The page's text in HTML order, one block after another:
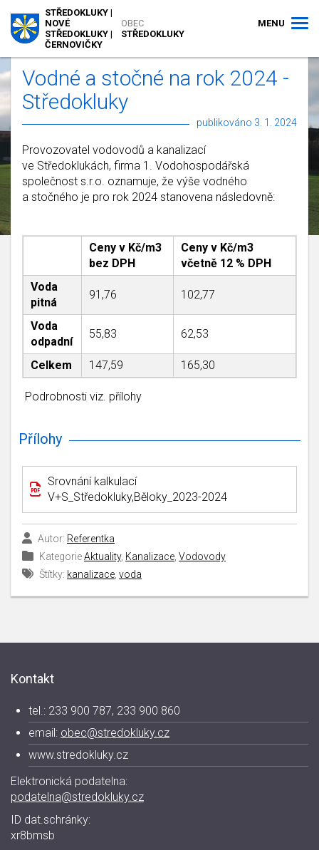
OBEC
STŘEDOKLUKY
STŘEDOKLUKY |
NOVÉ
STŘEDOKLUKY |
ČERNOVIČKY
MENU
Vodné a stočné na rok 2024 -
Středokluky
publikováno 3. 1. 2024
Provozovatel vodovodů a kanalizací
ve Středoklukách, firma 1. Vodohospodářská
společnost s.r.o. oznamuje, že výše vodného
a stočného je pro rok 2024 stanovena následovně:
Ceny v Kč/m3
bez DPH
Ceny v Kč/m3
včetně 12 % DPH
Voda
pitná
91,76 102,77
Voda
odpadní
55,83 62,53
Celkem 147,59 165,30
Podrobnosti viz. přílohy
Přílohy
Srovnání kalkulací
V+S_Středokluky,Běloky_2023-2024
Autor: Referentka
KategorieAktuality, Kanalizace Vodovody
Štítky: kanalizace voda
Kontakt
tel.: 233 900 787, 233 900 860
email: obec@stredokluky.cz
www.stredokluky.cz
Elektronická podatelna:
podatelna@stredokluky.cz
ID dat.schránky:
xr8bmsb